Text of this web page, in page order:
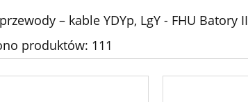
– kable YDYp, LgY - FHU Batory II
produktów: 111